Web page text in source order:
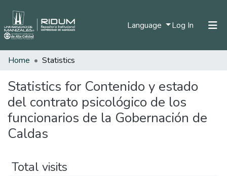
Language Log In (current)
Communities & Collections
All of DSpace
Home Statistics
Statistics for Contenido y estado
del contrato psicológico de los
funcionarios de la Gobernación de
Caldas
Total visits